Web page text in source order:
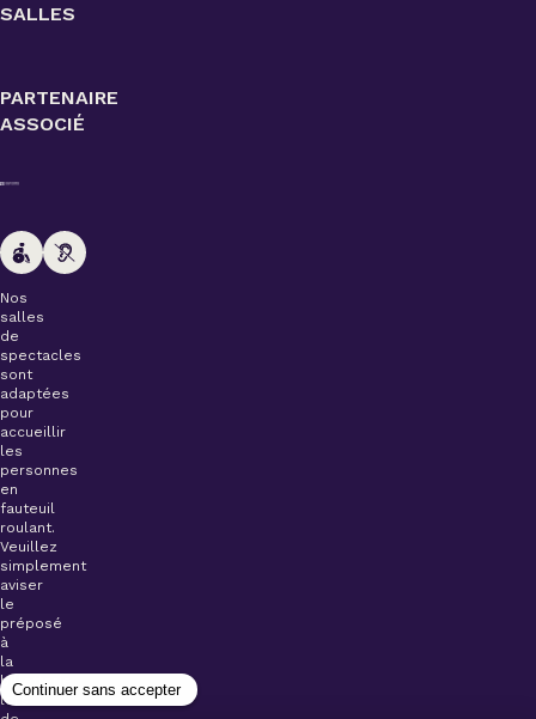
SALLES
PARTENAIRE
ASSOCIÉ
Nos
salles
de
spectacles
sont
adaptées
pour
accueillir
les
personnes
en
fauteuil
roulant.
Veuillez
simplement
aviser
le
préposé
à
la
billetterie
lors